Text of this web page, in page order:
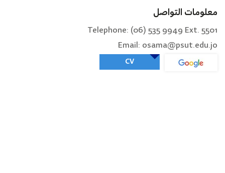
معلومات التواصل
Telephone: (06) 535 9949 Ext. 5501
Email: osama@psut.edu.jo
CV